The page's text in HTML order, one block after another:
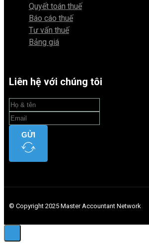
Quyết toán thuế
Báo cáo thuế
Tư vấn thuế
Bảng giá
Liên hệ với chúng tôi
GỬI
© Copyright 2025 Master Accountant Network